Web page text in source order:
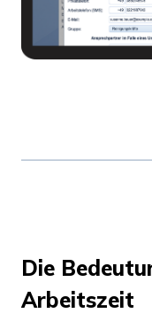
Die
Arbeitszeit